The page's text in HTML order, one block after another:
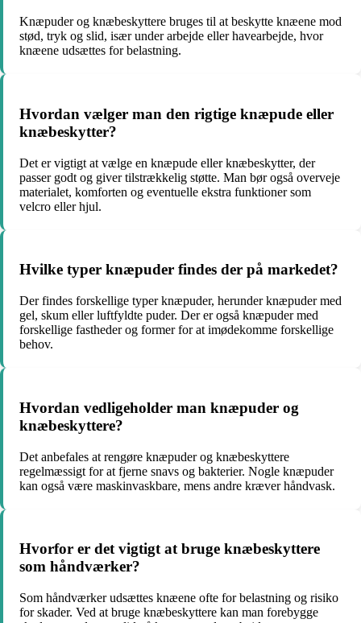
Knæpuder og knæbeskyttere bruges til at beskytte knæene mod
stød, tryk og slid, især under arbejde eller havearbejde, hvor
knæene udsættes for belastning.
Hvordan vælger man den rigtige knæpude eller
knæbeskytter?
Det er vigtigt at vælge en knæpude eller knæbeskytter, der
passer godt og giver tilstrækkelig støtte. Man bør også overveje
materialet, komforten og eventuelle ekstra funktioner som
velcro eller hjul.
Hvilke typer knæpuder findes der på markedet?
Der findes forskellige typer knæpuder, herunder knæpuder med
gel, skum eller luftfyldte puder. Der er også knæpuder med
forskellige fastheder og former for at imødekomme forskellige
behov.
Hvordan vedligeholder man knæpuder og
knæbeskyttere?
Det anbefales at rengøre knæpuder og knæbeskyttere
regelmæssigt for at fjerne snavs og bakterier. Nogle knæpuder
kan også være maskinvaskbare, mens andre kræver håndvask.
Hvorfor er det vigtigt at bruge knæbeskyttere
som håndværker?
Som håndværker udsættes knæene ofte for belastning og risiko
for skader. Ved at bruge knæbeskyttere kan man forebygge